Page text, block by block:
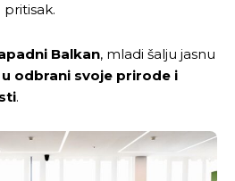
Balkan, mladi šalju jasnu
odbrani svoje prirode i
.